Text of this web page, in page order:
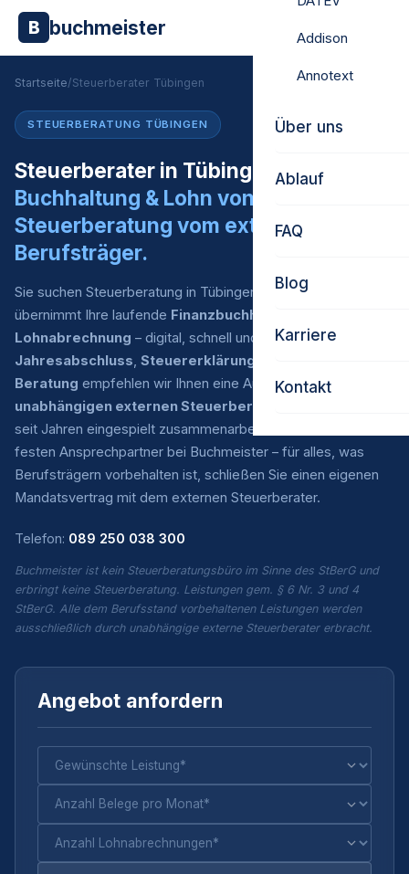
B buchmeister Addison
Annotext
Über uns
Ablauf
FAQ
Blog
Karriere
Kontakt
Startseite/Steuerberater Tübingen
STEUERBERATUNG TÜBINGEN
Steuerberater in Tübingen gesucht?
Buchhaltung & Lohn von uns.
Steuerberatung vom externen
Berufsträger.
Sie suchen Steuerberatung in Tübingen? Buchmeister
übernimmt Ihre laufende Finanzbuchhaltung
Lohnabrechnung – digital, schnell und zu fairen Preisen. Für
Jahresabschluss, Steuererklärung
Beratung empfehlen wir Ihnen eine Auswahl an
unabhängigen externen Steuerberatern
seit Jahren eingespielt zusammenarbeiten. Sie haben einen
festen Ansprechpartner bei Buchmeister – für alles, was
Berufsträgern vorbehalten ist, schließen Sie einen eigenen
Mandatsvertrag mit dem externen Steuerberater.
Telefon: 089 250 038 300
Buchmeister ist kein Steuerberatungsbüro im Sinne des StBerG und
erbringt keine Steuerberatung. Leistungen gem. § 6 Nr. 3 und 4
StBerG. Alle dem Berufsstand vorbehaltenen Leistungen werden
ausschließlich durch unabhängige externe Steuerberater erbracht.
Angebot anfordern